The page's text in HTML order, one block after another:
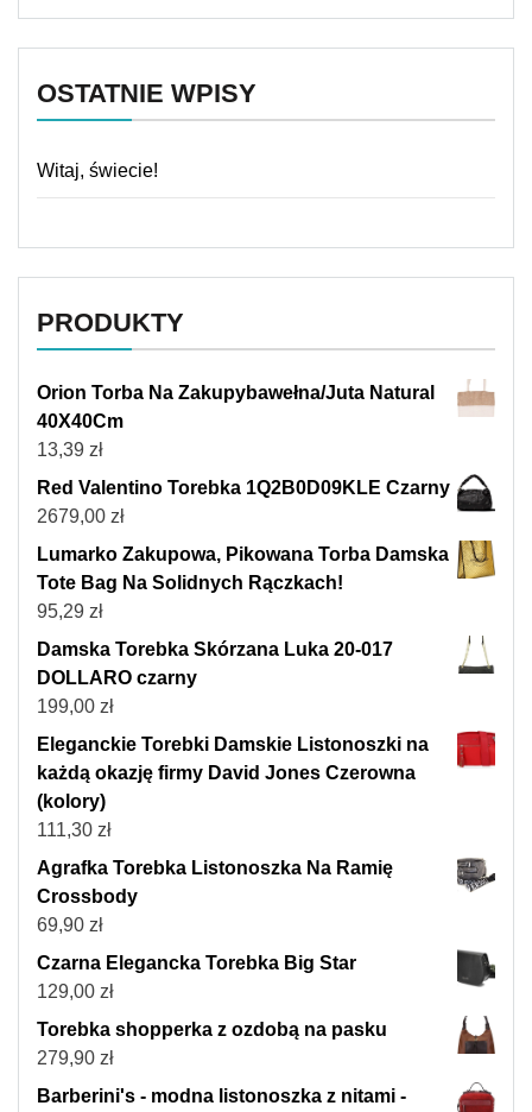
OSTATNIE WPISY
Witaj, świecie!
PRODUKTY
Orion Torba Na Zakupybawełna/Juta Natural
40X40Cm
13,39 zł
Red Valentino Torebka 1Q2B0D09KLE Czarny
2679,00 zł
Lumarko Zakupowa, Pikowana Torba Damska
Tote Bag Na Solidnych Rączkach!
95,29 zł
Damska Torebka Skórzana Luka 20-017
DOLLARO czarny
199,00 zł
Eleganckie Torebki Damskie Listonoszki na
każdą okazję firmy David Jones Czerowna
(kolory)
111,30 zł
Agrafka Torebka Listonoszka Na Ramię
Crossbody
69,90 zł
Czarna Elegancka Torebka Big Star
129,00 zł
Torebka shopperka z ozdobą na pasku
279,90 zł
Barberini's - modna listonoszka z nitami -